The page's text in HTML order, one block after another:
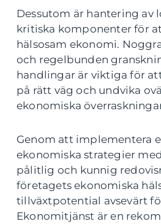
Dessutom är hantering av
kritiska komponenter för
hälsosam ekonomi.
och regelbunden
handlingar är viktiga för
på rätt väg och undvika
ekonomiska
Genom att implementera
ekonomiska strategier
pålitlig och kunnig
företagets ekonomiska
tillväxtpotential avsevärt
Ekonomitjänst är en